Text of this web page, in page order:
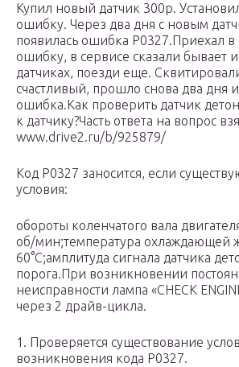
Купил новый датчик 300р.
ошибку. Через два дня с новым
появилась ошибка P0327.Приехал в
ошибку, в сервисе сказали бывает
датчиках, поезди еще.
счастливый, прошло снова два дня
ошибка.Как проверить датчик
к датчику?Часть ответа на вопрос
www.drive2.ru/b/925879/
Код Р0327 заносится, если
условия:
обороты коленчатого вала
об/мин;температура охлаждающей
60°С;амплитуда сигнала датчика
порога.При возникновении
неисправности лампа «CHECK
через 2 драйв-цикла.
1. Проверяется существование
возникновения кода Р0327.